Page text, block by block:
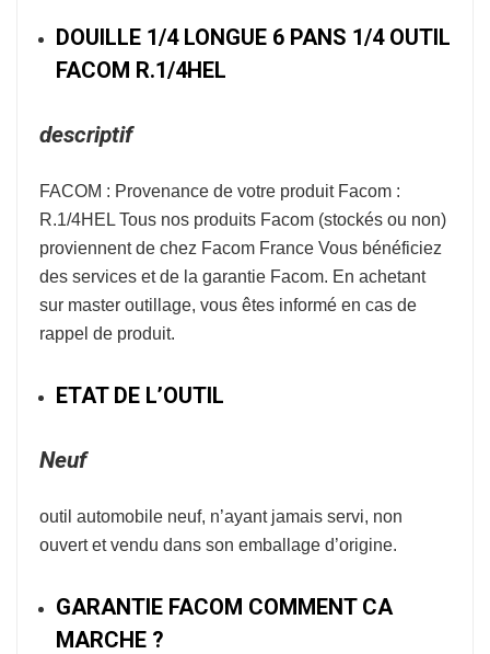
DOUILLE 1/4 LONGUE 6 PANS 1/4 OUTIL
FACOM R.1/4HEL
descriptif
FACOM : Provenance de votre produit Facom :
R.1/4HEL Tous nos produits Facom (stockés ou non)
proviennent de chez Facom France Vous bénéficiez
des services et de la garantie Facom. En achetant
sur master outillage, vous êtes informé en cas de
rappel de produit.
ETAT DE L’OUTIL
Neuf
outil automobile neuf, n’ayant jamais servi, non
ouvert et vendu dans son emballage d’origine.
GARANTIE FACOM COMMENT CA
MARCHE ?